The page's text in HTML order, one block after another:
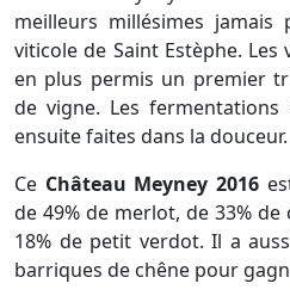
meilleurs millésimes
viticole de Saint Estèphe.
en plus permis un premier
de vigne. Les
ensuite faites dans la douceur.
Ce Château Meyney 2016
de 49% de merlot, de 33%
18% de petit verdot. Il a
barriques de chêne pour